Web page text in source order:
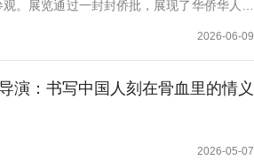
。展览通过一封封侨批，展现了华侨华人在
2026-06-09
演：书写中国人刻在骨血里的情义
2026-05-07